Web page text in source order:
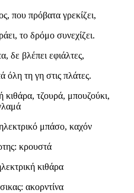
που πρόβατα γρεκίζει,
το δρόμο συνεχίζει.
δε βλέπει εφιάλτες,
όλη τη γη στις πλάτες.
τζουρά, μπουζούκι,
μπάσο, καχόν
κρουστά
κιθάρα
ακορντίνα